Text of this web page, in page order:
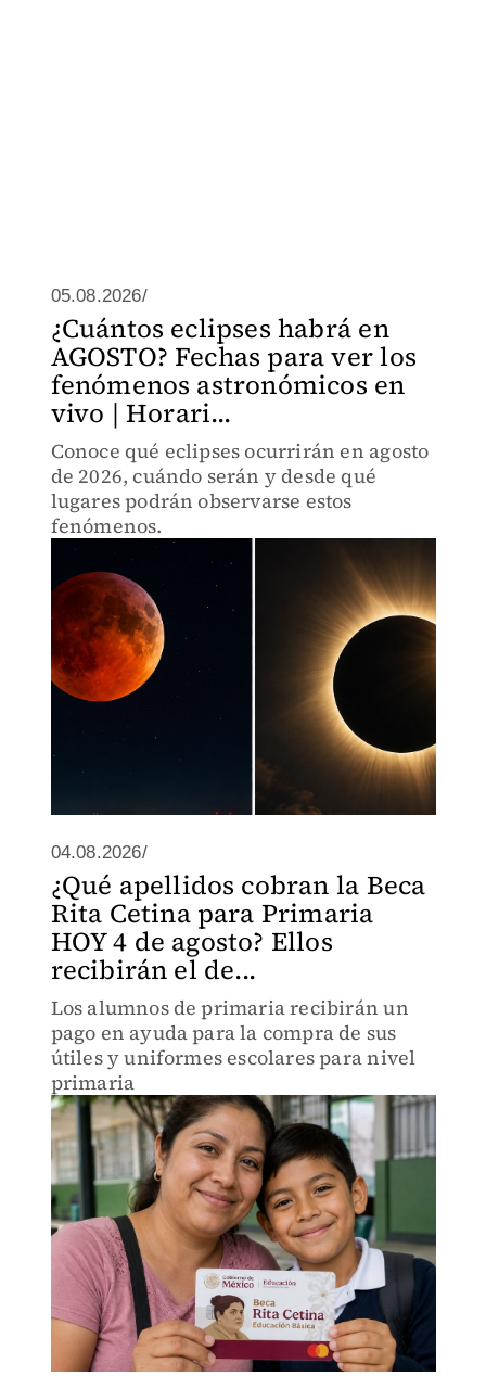
05.08.2026/
¿Cuántos eclipses habrá en
AGOSTO? Fechas para ver los
fenómenos astronómicos en
vivo | Horari...
Conoce qué eclipses ocurrirán en agosto
de 2026, cuándo serán y desde qué
lugares podrán observarse estos
fenómenos.
04.08.2026/
¿Qué apellidos cobran la Beca
Rita Cetina para Primaria
HOY 4 de agosto? Ellos
recibirán el de...
Los alumnos de primaria recibirán un
pago en ayuda para la compra de sus
útiles y uniformes escolares para nivel
primaria